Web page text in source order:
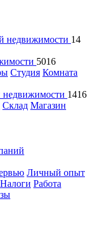
недвижимости 14
5016
Студия Комната
недвижимости 1416
Склад Магазин
Личный опыт
Налоги Работа